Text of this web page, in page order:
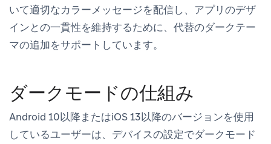
いて適切なカラーメッセージを配信し、アプリのデザ
インとの一貫性を維持するために、代替のダークテー
マの追加をサポートしています。
ダークモードの仕組み
Android 10以降またはiOS 13以降のバージョンを使用
しているユーザーは、デバイスの設定でダークモード